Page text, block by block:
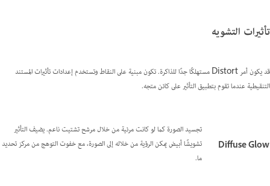
تأثيرات التشويه
قد يكون أمر Distort مستهلكًا جدًا للذاكرة. تكون مبنية على النقاط وتستخدم إعدادات تأثيرات المستند
التنقيطية عندما تقوم بتطبيق التأثير على كائن متجه.
Diffuse Glow
تجسيد الصورة كما لو كانت مرئية من خلال مرشح تشتيت ناعم. يضيف التأثير
تشويشًا أبيض يمكن الرؤية من خلاله إلى الصورة، مع خفوت التوهج من مركز تحديد
ما.